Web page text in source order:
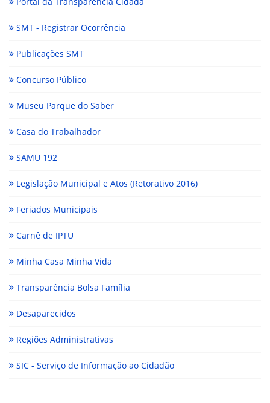
SMT - Registrar Ocorrência
Publicações SMT
Concurso Público
Museu Parque do Saber
Casa do Trabalhador
SAMU 192
Legislação Municipal e Atos (Retorativo 2016)
Feriados Municipais
Carnê de IPTU
Minha Casa Minha Vida
Transparência Bolsa Família
Desaparecidos
Regiões Administrativas
SIC - Serviço de Informação ao Cidadão